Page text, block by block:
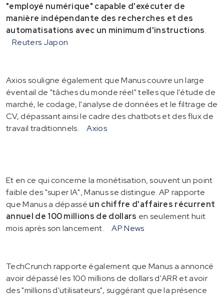
"employé numérique" capable d'exécuter de
manière indépendante des recherches et des
automatisations avec un minimum d'instructions.
Reuters Japon
Axios souligne également que Manus couvre un large
éventail de "tâches du monde réel" telles que l'étude de
marché, le codage, l'analyse de données et le filtrage de
CV, dépassant ainsi le cadre des chatbots et des flux de
travail traditionnels.
Axios
Et en ce qui concerne la monétisation, souvent un point
faible des "super IA", Manus se distingue. AP rapporte
que Manus a dépassé un chiffre d'affaires récurrent
annuel de 100 millions de dollars en seulement huit
mois après son lancement.
AP News
TechCrunch rapporte également que Manus a annoncé
avoir dépassé les 100 millions de dollars d'ARR et avoir
des "millions d'utilisateurs", suggérant que la présence